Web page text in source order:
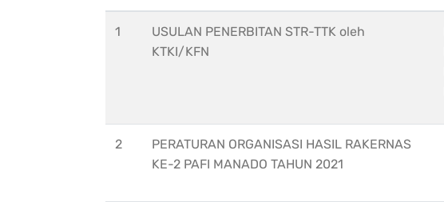
1
USULAN PENERBITAN STR-TTK oleh
KTKI/KFN
2
PERATURAN ORGANISASI HASIL RAKERNAS
KE-2 PAFI MANADO TAHUN 2021